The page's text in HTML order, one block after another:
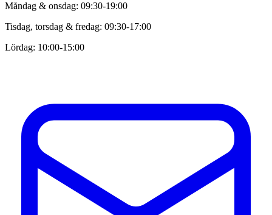
Måndag & onsdag: 09:30-19:00
Tisdag, torsdag & fredag: 09:30-17:00
Lördag: 10:00-15:00